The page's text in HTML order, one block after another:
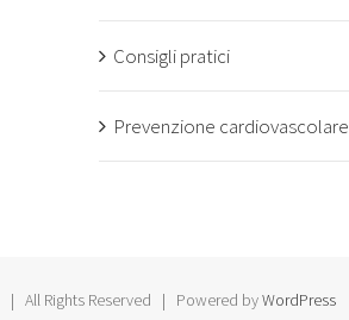
Consigli pratici
Prevenzione cardiovascolare
| All Rights Reserved | Powered byWordPress